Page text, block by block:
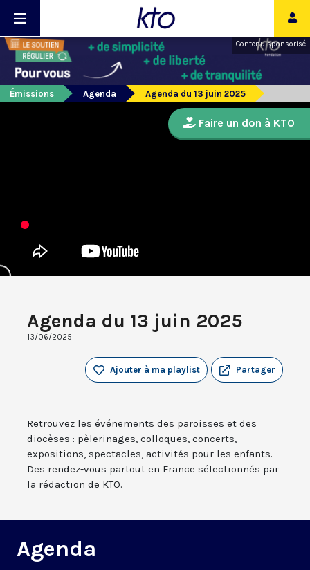
Contenu sponsorisé
Émissions Agenda Agenda du 13 juin 2025
Agenda du 13 juin 2025
13/06/2025
Partager
Ajouter à ma playlist
Retrouvez les événements des paroisses et des
diocèses : pèlerinages, colloques, concerts,
expositions, spectacles, activités pour les enfants.
Des rendez-vous partout en France sélectionnés par
la rédaction de KTO.
Agenda
Faire un don à KTO